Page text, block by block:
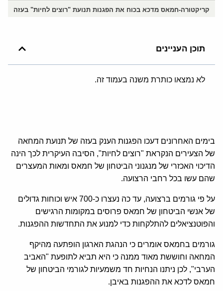
קריקטורה-חמאס מדכא בכוח את הפגנות תנועת "רוצים לחיות" בעזה
תוכן העניינים
לא נמצאו כותרת משנה בעמוד זה.
בימים האחרונים דעכו הפגנות הענק בעזה של תנועת המחאה
של הצעירים הנקראת "רוצים לחיות", הסיבה העיקרית לכך הינה
הדיכוי האכזרי של מנגנוני הביטחון של חמאס ומאות המעצרים
שהם עשו בכל רחבי הרצועה.
על פי גורמים ברצועה, עד כה נעצרו כ-700 איש וכוחות גדולים
של אנשי הביטחון של חמאס פרוסים במקומות הרגישים
והפוטנציאלים להתלקחות כדי למנוע את התחדשות ההפגנות.
גורמים בחמאס אומרים כי הנהגת הארגון הופתעה מהיקף
המחאה וחוששת מאוד ממנה כי היא תביא לתופעת "האביב
הערבי", לכן ניתנו הנחיות חד משמעיות לגורמי הביטחון של
חמאס לדכא את ההפגנות באיבן.